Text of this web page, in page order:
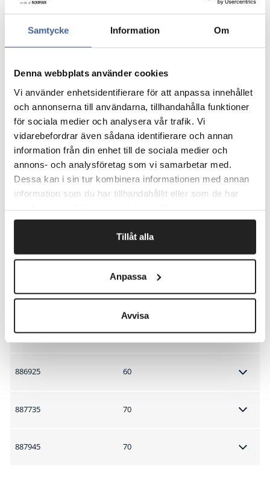
Samtycke Information Om
Denna webbplats använder cookies
Vi använder enhetsidentifierare för att anpassa innehållet
och annonserna till användarna, tillhandahålla funktioner
för sociala medier och analysera vår trafik. Vi
vidarebefordrar även sådana identifierare och annan
information från din enhet till de sociala medier och
annons- och analysföretag som vi samarbetar med.
Dessa kan i sin tur kombinera informationen med annan
information som du har tillhandahållit eller som de har
Tillåt alla
Anpassa
Avvisa
Bredde 60 eller 70 mm.
Sælges i hele pakker. Pris pr. rulle.
Fragtfrit når du handler for 1.900,-
Afsendelse samme dag ved bestilling
inden kl 10
Artikelnr. Bredde mm
886711 60
886921 60
887731 70
887941 70
886715 60
886925 60
887735 70
887945 70